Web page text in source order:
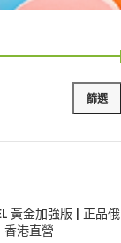
篩選
黃金加強版 | 正品俄
香港直營